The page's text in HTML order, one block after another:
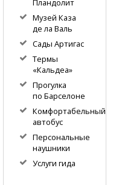
Пландолит
Музей Каза
де ла Валь
Сады Артигас
Термы
«Кальдеа»
Прогулка
по Барселоне
Комфортабельный
автобус
Персональные
наушники
Услуги гида